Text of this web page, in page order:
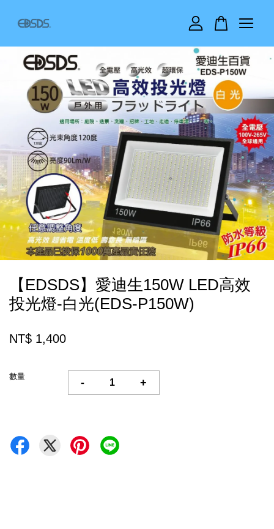
【EDSDS】愛迪生150W LED高效
投光燈-白光(EDS-P150W)
NT$ 1,400
數量
- +
您的購物車目前還是空的。
繼續購物